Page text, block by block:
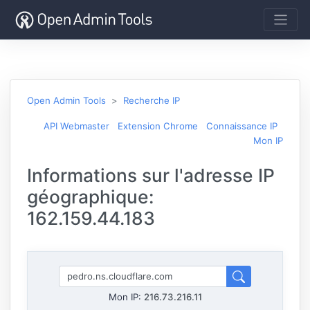
Open Admin Tools Recherche IP
API Webmaster Extension Chrome
Connaissance IP
Mon IP
Informations sur l'adresse IP
géographique:
162.159.44.183
Mon IP: 216.73.216.11